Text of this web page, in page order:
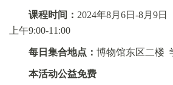
课程时间： 2024年8月6日-8月9日
上午9:00-11:00
每日集合地点： 博物馆东区二楼
本活动公益免费